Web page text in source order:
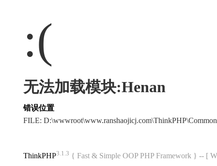
:(
无法加载模块:Henan
错误位置
FILE:
ThinkPHP3.1.3 { Fast & Simple OOP PHP Framework } -- [